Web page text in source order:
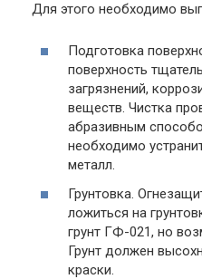
Для этого необходимо
Подготовка
поверхность
загрязнений,
веществ. Чистка
абразивным
необходимо
металл.
Грунтовка.
ложиться на
грунт ГФ-021, но
Грунт должен
краски.